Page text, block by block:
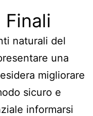
naturali del
una
migliorare
sicuro e
informarsi